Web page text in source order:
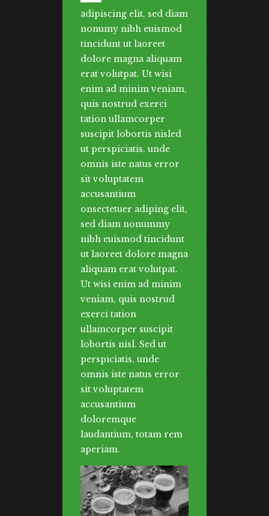
adipiscing elit, sed diam
nonumy nibh euismod
tincidunt ut laoreet
dolore magna aliquam
erat volutpat. Ut wisi
enim ad minim veniam,
quis nostrud exerci
tation ullamcorper
suscipit lobortis nisled
ut perspiciatis, unde
omnis iste natus error
sit voluptatem
accusantium
onsectetuer adiping elit,
sed diam nonummy
nibh euismod tincidunt
ut laoreet dolore magna
aliquam erat volutpat.
Ut wisi enim ad minim
veniam, quis nostrud
exerci tation
ullamcorper suscipit
lobortis nisl. Sed ut
perspiciatis, unde
omnis iste natus error
sit voluptatem
accusantium
doloremque
laudantium, totam rem
aperiam.